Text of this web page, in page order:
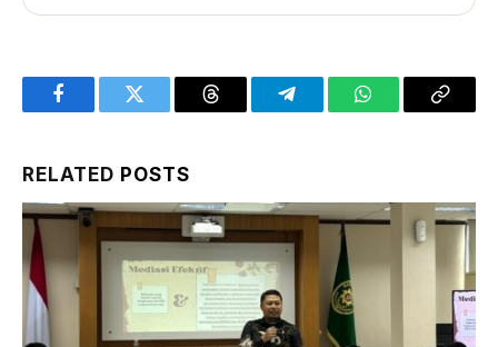
FacebookTwitter Threads TelegramWhatsAppCopy
RELATED POSTS